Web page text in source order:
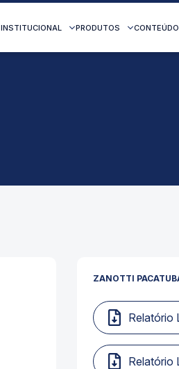
INSTITUCIONAL PRODUTOS
ZANOTTI
Relatório
Relatório